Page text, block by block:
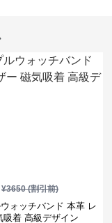
¥3650(割引前)
ォッチバンド 本革 レ
吸着 高級デザイン